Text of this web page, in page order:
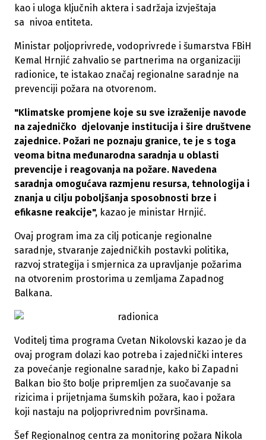
kao i uloga ključnih aktera i sadržaja izvještaja
sa nivoa entiteta.
Ministar poljoprivrede, vodoprivrede i šumarstva FBiH
Kemal Hrnjić zahvalio se partnerima na organizaciji
radionice, te istakao značaj regionalne saradnje na
prevenciji požara na otvorenom.
"Klimatske promjene koje su sve izraženije navode
na zajedničko djelovanje institucija i šire društvene
zajednice. Požari ne poznaju granice, te je s toga
veoma bitna međunarodna saradnja u oblasti
prevencije i reagovanja na požare. Navedena
saradnja omogućava razmjenu resursa, tehnologija i
znanja u cilju poboljšanja sposobnosti brze i
efikasne reakcije", kazao je ministar Hrnjić.
Ovaj program ima za cilj poticanje regionalne
saradnje, stvaranje zajedničkih postavki politika,
razvoj strategija i smjernica za upravljanje požarima
na otvorenim prostorima u zemljama Zapadnog
Balkana.
Voditelj tima programa Cvetan Nikolovski kazao je da
ovaj program dolazi kao potreba i zajednički interes
za povećanje regionalne saradnje, kako bi Zapadni
Balkan bio što bolje pripremljen za suočavanje sa
rizicima i prijetnjama šumskih požara, kao i požara
koji nastaju na poljoprivrednim površinama.
Šef Regionalnog centra za monitoring požara Nikola